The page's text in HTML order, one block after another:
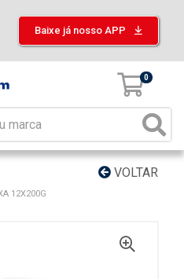
Baixe já nosso APP
0
VOLTAR
12X200G